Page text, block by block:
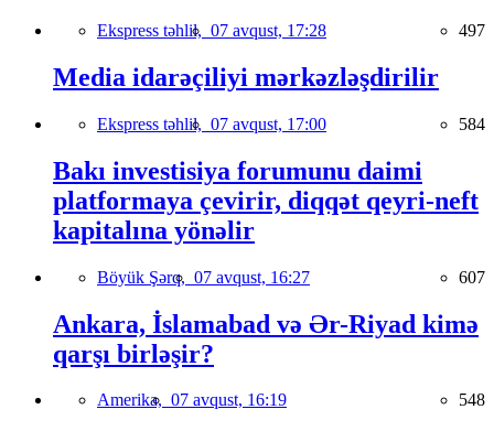
Ekspress təhlil, 07 avqust, 17:28 497
Media idarəçiliyi mərkəzləşdirilir
Ekspress təhlil, 07 avqust, 17:00 584
Bakı investisiya forumunu daimi
platformaya çevirir, diqqət qeyri-neft
kapitalına yönəlir
Böyük Şərq, 07 avqust, 16:27 607
Ankara, İslamabad və Ər-Riyad kimə
qarşı birləşir?
Amerika, 07 avqust, 16:19 548